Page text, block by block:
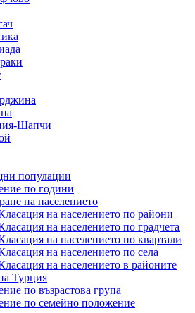
Шапчи
популации
по години
на населението
на населението по райони
на населението по градчета
на населението по квартали
на населението по села
на населението в районите
Турция
по възрастова група
по семейно положение